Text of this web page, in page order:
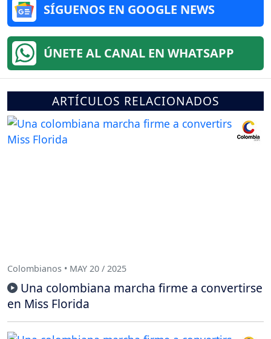
SÍGUENOS EN GOOGLE NEWS
ÚNETE AL CANAL EN WHATSAPP
ARTÍCULOS RELACIONADOS
Colombianos • MAY 20 / 2025
Una colombiana marcha firme a convertirse
en Miss Florida